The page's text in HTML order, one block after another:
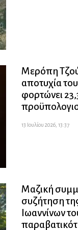
Μερόπη
αποτυχία
φορτώνει
13 Ιουλίου 2026, 13:37
Μαζική
συζήτηση
Ιωαννίνων